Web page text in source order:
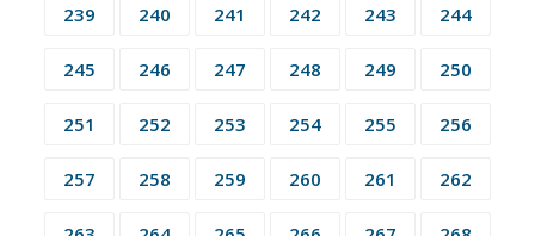
239 240 241 242 243 244
245 246 247 248 249 250
251 252 253 254 255 256
257 258 259 260 261 262